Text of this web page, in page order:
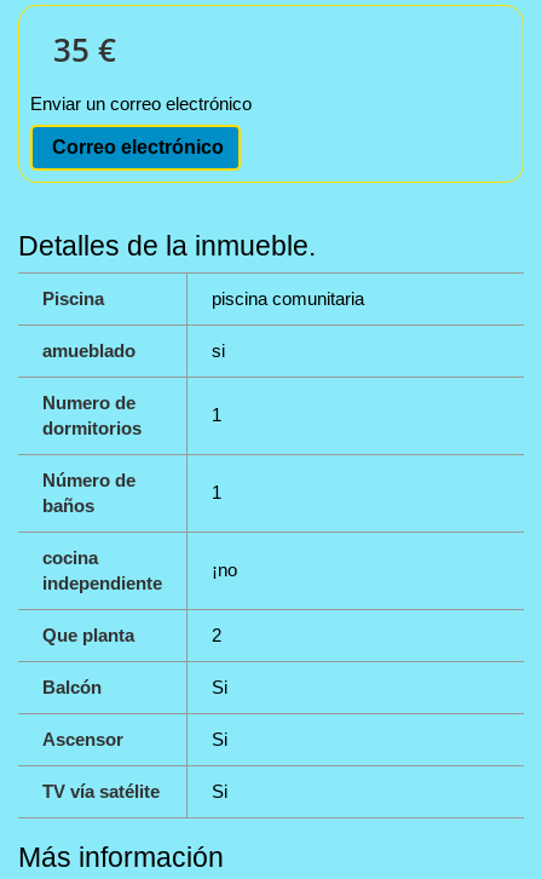
35 €
Enviar un correo electrónico
Correo electrónico
Detalles de la inmueble.
Piscina piscina comunitaria
amueblado si
Numero de
dormitorios
1
Número de
baños
1
cocina
independiente
¡no
Que planta 2
Balcón Si
Ascensor Si
TV vía satélite Si
Más información